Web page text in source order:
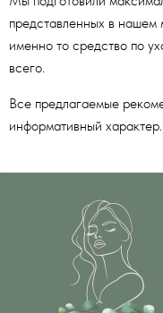
представленных в нашем
именно то средство по
всего.
Все предлагаемые
информативный характер.